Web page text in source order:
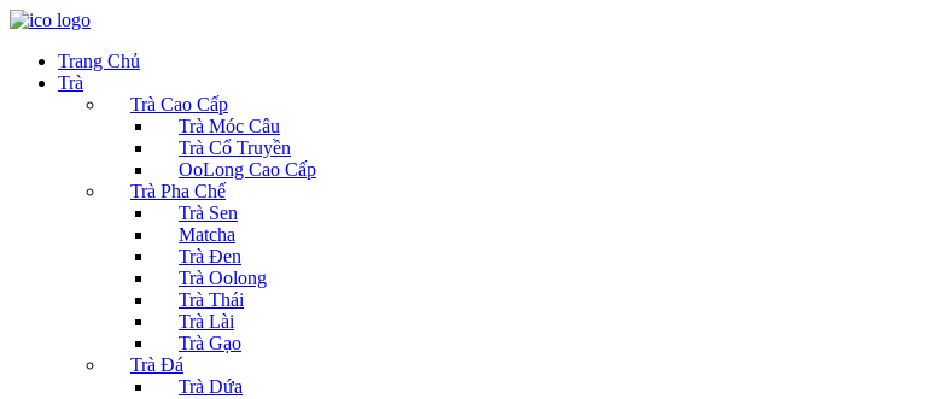
Trang Chủ
Trà
Trà Cao Cấp
Trà Móc Câu
Trà Cổ Truyền
OoLong Cao Cấp
Trà Pha Chế
Trà Sen
Matcha
Trà Đen
Trà Oolong
Trà Thái
Trà Lài
Trà Gạo
Trà Đá
Trà Dứa